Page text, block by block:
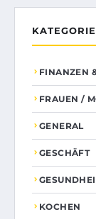
FINANZEN
FRAUEN /
GENERAL
GESCHÄFT
KOCHEN